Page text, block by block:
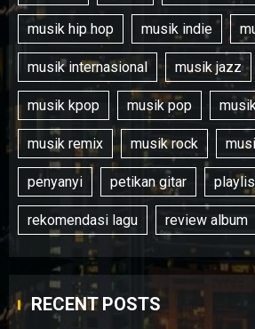
musik hip hop musik indie
musik internasional musik jazz
musik kpop musik pop
musik remix musik rock
penyanyi petikan gitar
rekomendasi lagu review album
RECENT POSTS